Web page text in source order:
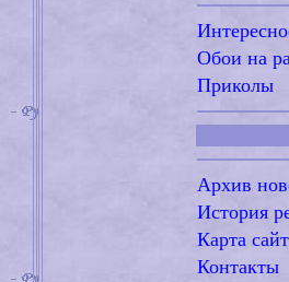
Обои на
Приколы
Архив
История
Карта
Контакты